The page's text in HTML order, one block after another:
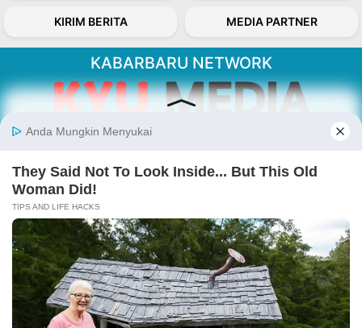
KIRIM BERITA MEDIA PARTNER
KABARBARU NETWORK
Follow Kabarbaru